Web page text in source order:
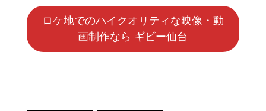
ロケ地でのハイクオリティな映像・動
画制作なら ギビー仙台